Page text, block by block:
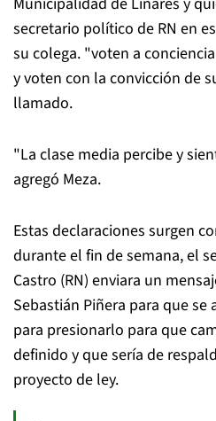
secretario político de RN en
su colega. "voten a
y voten con la convicción de
llamado.
"La clase media percibe y
agregó Meza.
Estas declaraciones surgen
durante el fin de semana, el
Castro (RN) enviara un
Sebastián Piñera para que
para presionarlo para que
definido y que sería de
proyecto de ley.